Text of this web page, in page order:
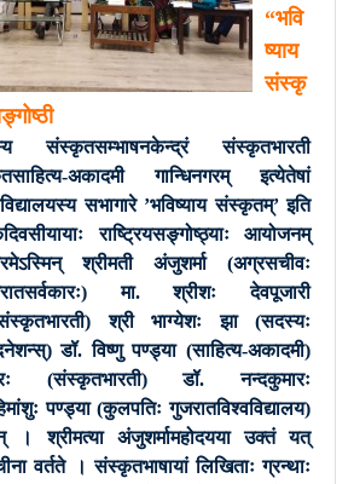
“भवि
ष्याय
संस्कृ
संस्कृतसम्भाषनकेन्द्रं संस्कृतभारती
अकादमी गान्धिनगरम् इत्येतेषां
सभागारे ’भविष्याय संस्कृतम्’ इति
राष्ट्रियसङ्गोष्ठ्याः आयोजनम्
श्रीमती अंजुशर्मा (अग्रसचीवः
मा. श्रीशः देवपूजारी
संस्कृतभारती) श्री भाग्येशः झा (सदस्यः
डॉ. विष्णु पण्ड्या (साहित्य-अकादमी)
(संस्कृतभारती) डॉ. नन्दकुमारः
पण्ड्या (कुलपतिः गुजरातविश्वविद्यालय)
श्रीमत्या अंजुशर्मामहोदयया उक्तं यत्
वर्तते । संस्कृतभाषायां लिखिताः ग्रन्थाः